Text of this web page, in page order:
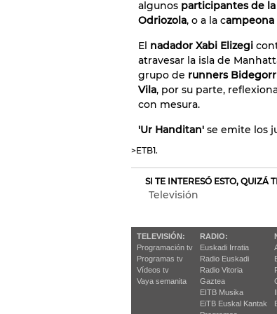
algunos participantes de
Odriozola, o a la campeona
El nadador Xabi Elizegi
atravesar la isla de
grupo de runners
Vila, por su parte,
con mesura.
'Ur Handitan' se emite los
>ETB1.
SI TE INTERESÓ ESTO, QUIZÁ
Televisión
TELEVISIÓN:
Programación tv
Programas tv
Vídeos tv
Vaya semanita
RADIO:
Euskadi Irratia
Radio Euskadi
Radio Vitoria
Gaztea
EITB Musika
EiTB Euskal Kantak